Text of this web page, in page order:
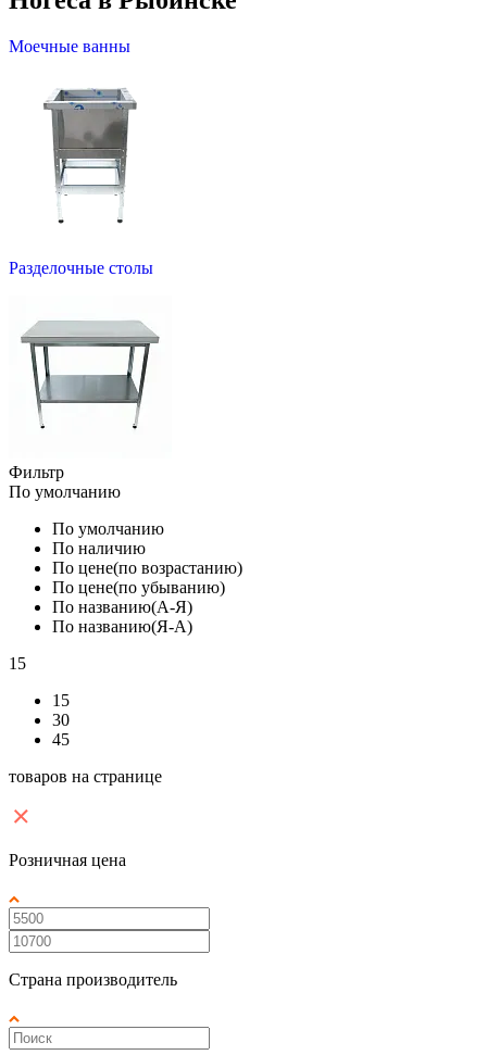
Моечные ванны
Разделочные столы
Фильтр
По умолчанию
По умолчанию
По наличию
По цене(по возрастанию)
По цене(по убыванию)
По названию(А-Я)
По названию(Я-А)
15
15
30
45
товаров на странице
Розничная цена
Страна производитель